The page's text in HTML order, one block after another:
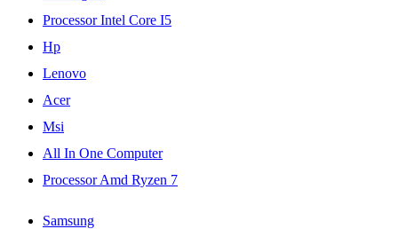
Processor Intel Core I5
Hp
Lenovo
Acer
Msi
All In One Computer
Processor Amd Ryzen 7
Samsung